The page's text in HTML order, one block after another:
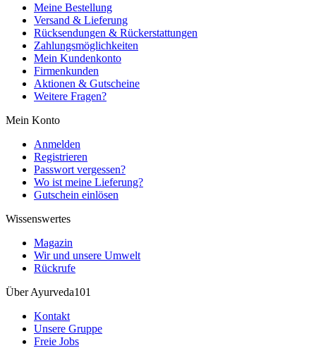
Meine Bestellung
Versand & Lieferung
Rücksendungen & Rückerstattungen
Zahlungsmöglichkeiten
Mein Kundenkonto
Firmenkunden
Aktionen & Gutscheine
Weitere Fragen?
Mein Konto
Anmelden
Registrieren
Passwort vergessen?
Wo ist meine Lieferung?
Gutschein einlösen
Wissenswertes
Magazin
Wir und unsere Umwelt
Rückrufe
Über Ayurveda101
Kontakt
Unsere Gruppe
Freie Jobs